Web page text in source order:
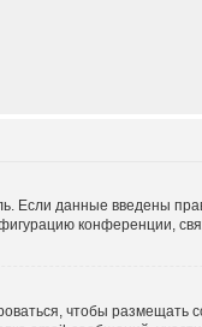
Если данные введены
конференции,
чтобы